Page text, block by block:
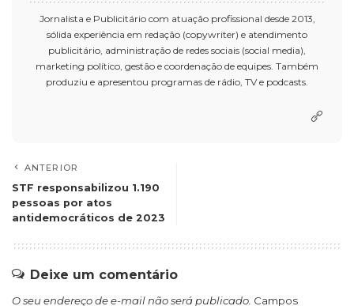
Jornalista e Publicitário com atuação profissional desde 2013,
sólida experiência em redação (copywriter) e atendimento
publicitário, administração de redes sociais (social media),
marketing político, gestão e coordenação de equipes. Também
produziu e apresentou programas de rádio, TV e podcasts.
ANTERIOR
STF responsabilizou 1.190
pessoas por atos
antidemocráticos de 2023
Deixe um comentário
O seu endereço de e-mail não será publicado. Campos